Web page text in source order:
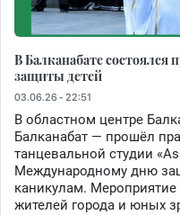
В Балканабате
защиты детей
03.06.26 - 22:51
В областном центре
Балканабат — прошёл
танцевальной студии
Международному дню
каникулам.
жителей города и юных